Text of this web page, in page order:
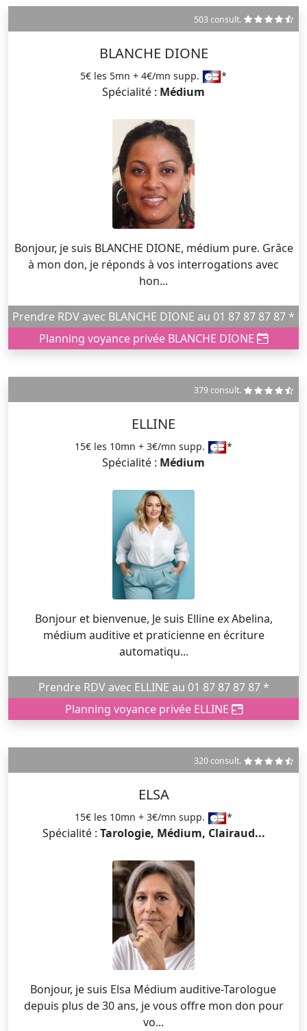
503 consult.
BLANCHE DIONE
5€ les 5mn + 4€/mn supp. *
Spécialité : Médium
Bonjour, je suis BLANCHE DIONE, médium pure. Grâce
à mon don, je réponds à vos interrogations avec
hon...
Prendre RDV avec BLANCHE DIONE au 01 87 87 87 87 *
Planning voyance privée BLANCHE DIONE
379 consult.
ELLINE
15€ les 10mn + 3€/mn supp. *
Spécialité : Médium
Bonjour et bienvenue, Je suis Elline ex Abelina,
médium auditive et praticienne en écriture
automatiqu...
Prendre RDV avec ELLINE au 01 87 87 87 87 *
Planning voyance privée ELLINE
320 consult.
ELSA
15€ les 10mn + 3€/mn supp. *
Spécialité : Tarologie, Médium, Clairaud...
Bonjour, je suis Elsa Médium auditive-Tarologue
depuis plus de 30 ans, je vous offre mon don pour
vo...